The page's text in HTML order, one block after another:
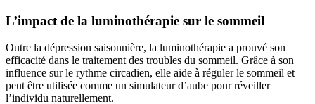
L’impact de la luminothérapie sur le sommeil
Outre la dépression saisonnière, la luminothérapie a prouvé son
efficacité dans le traitement des troubles du sommeil. Grâce à son
influence sur le rythme circadien, elle aide à réguler le sommeil et
peut être utilisée comme un simulateur d’aube pour réveiller
l’individu naturellement.